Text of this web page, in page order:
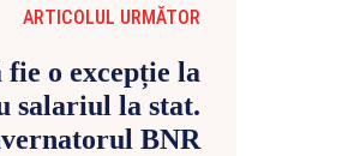
ARTICOLUL URMĂTOR
o excepție la
salariul la stat.
BNR